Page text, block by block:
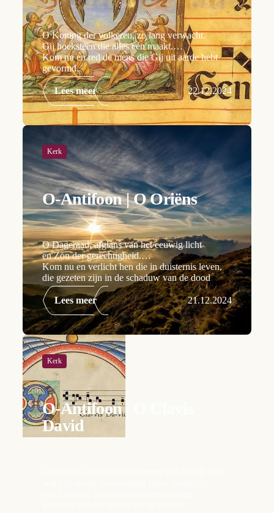
O Koning der volkeren, zo lang verwacht.
Gij hoeksteen die alles één maakt.
Kom nu en red de mens die Gij uit aarde hebt
gevormd.
Lees meer 22.12.2024
Kerk
O-Antifoon | O Oriëns
O Dageraad, afglans van het eeuwig licht
en Zon der gerechtigheid.
Kom nu en verlicht hen die in duisternis leven,
die gezeten zijn in de schaduw van de dood
Lees meer 21.12.2024
Kerk
O-Antifoon | O Clavis
David